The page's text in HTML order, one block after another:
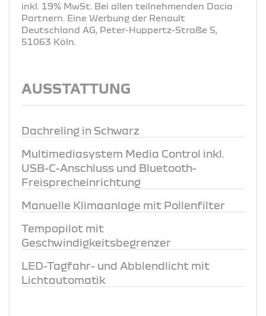
inkl. 19% MwSt. Bei allen teilnehmenden Dacia
Partnern. Eine Werbung der Renault
Deutschland AG, Peter-Huppertz-Straße 5,
51063 Köln.
AUSSTATTUNG
Dachreling in Schwarz
Multimediasystem Media Control inkl.
USB-C-Anschluss und Bluetooth-
Freisprecheinrichtung
Manuelle Klimaanlage mit Pollenfilter
Tempopilot mit
Geschwindigkeitsbegrenzer
LED-Tagfahr- und Abblendlicht mit
Lichtautomatik